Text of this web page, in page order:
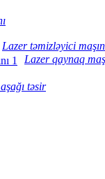
Lazer təmizləyici maşın
Lazer qaynaq
təsir